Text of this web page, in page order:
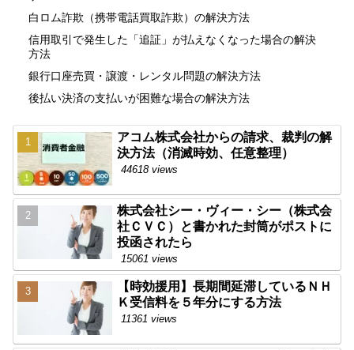
白ロム詐欺（携帯電話買取詐欺）の解決方法
信用取引で発生した「追証」が払えなくなった場合の解決
方法
銀行口座売買・譲渡・レンタル問題の解決方法
後払い決済の支払いが困難な場合の解決方法
アコム株式会社からの請求、裁判の解
決方法（消滅時効、任意整理）
44618 views
株式会社シー・ヴィー・シー（株式会
社ＣＶＣ）と書かれた封筒がポストに
投函されたら
15061 views
【時効援用】長期間延滞しているＮＨ
Ｋ受信料を５年分にする方法
11361 views